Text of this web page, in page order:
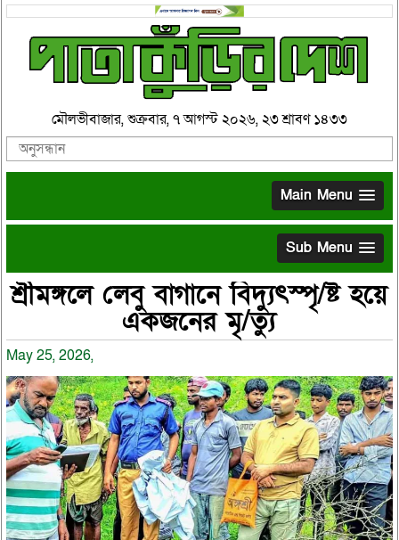
মৌলভীবাজার, শুক্রবার, ৭ আগস্ট ২০২৬, ২৩ শ্রাবণ ১৪৩৩
Main Menu
Sub Menu
শ্রীমঙ্গলে লেবু বাগানে বিদ্যুৎস্পৃ/ষ্ট হয়ে
একজনের মৃ/ত্যু
May 25, 2026,